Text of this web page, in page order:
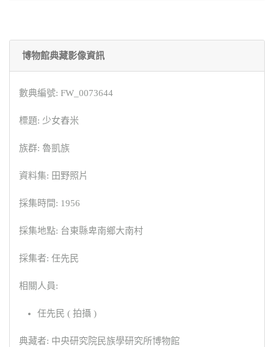
博物館典藏影像資訊
數典編號: FW_0073644
標題: 少女舂米
族群: 魯凱族
資料集: 田野照片
採集時間: 1956
採集地點: 台東縣卑南鄉大南村
採集者: 任先民
相關人員:
任先民 ( 拍攝 )
典藏者: 中央研究院民族學研究所博物館